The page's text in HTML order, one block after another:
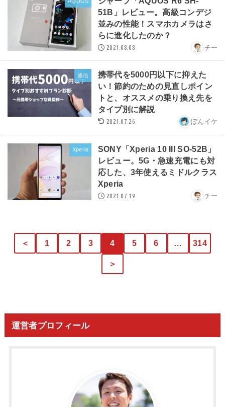
51B」レビュー。高級コンデジ
並みの性能！スマホカメラはさ
らに進化したのか？
2021.08.08 チー
通信
携帯代を5000円以下に抑えた
い！節約のための見直しポイン
トと、オススメの乗り換え先を
タイプ別に解説
2021.07.26 ぽんイケ
Xperia
SONY「Xperia 10 III SO-52B」
レビュー。5G・急速充電にも対
応した、3年使えるミドルクラス
Xperia
2021.07.19 チー
＜ 1 2 3 4 5 6 … 314
＞
運営者プロフィール